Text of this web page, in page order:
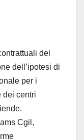
del
dell’ipotesi di
per i
dei centri
Cgil,